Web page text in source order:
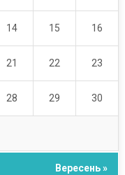
14 15 16
21 22 23
28 29 30
Вересень »